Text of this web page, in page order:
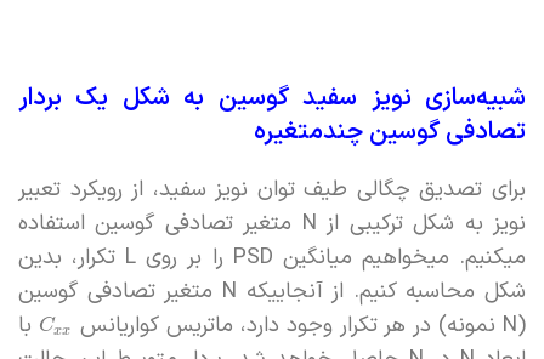
شبیه‌سازی نویز سفید گوسین به شکل یک بردار
تصادفی گوسین چندمتغیره
برای تصدیق چگالی طیف توان نویز سفید، از رویکرد تعبیر
نویز به شکل ترکیبی از N متغیر تصادفی گوسین استفاده
میکنیم. میخواهیم میانگین PSD را بر روی L تکرار، بدین
شکل محاسبه کنیم. از آنجاییکه N متغیر تصادفی گوسین
(N نمونه) در هر تکرار وجود دارد، ماتریس کواریانس
Cxx
با